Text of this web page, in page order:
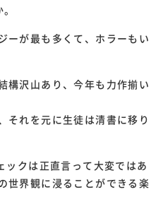
ーが最も多くて、ホラーもい
構沢山あり、今年も力作揃い
それを元に生徒は清書に移り
クは正直言って大変ではあ
世界観に浸ることができる楽